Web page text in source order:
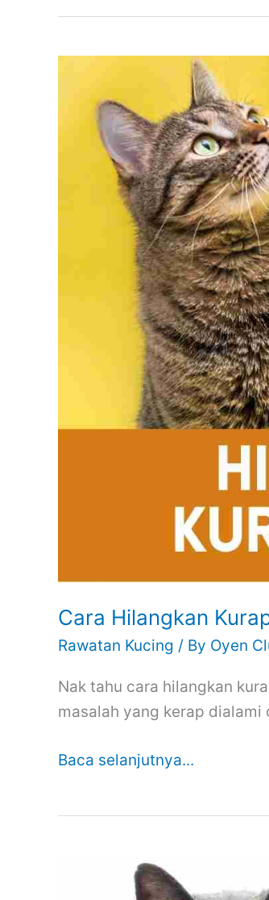
Cara Hilangkan
Rawatan Kucing / By Oyen
Nak tahu cara hilangkan
masalah yang kerap
Kurap
Kucing
Berhasil
Baca selanjutnya...